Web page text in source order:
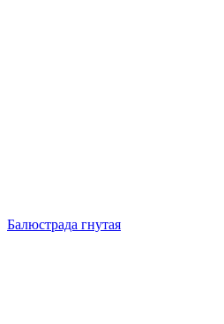
Балюстрада гнутая